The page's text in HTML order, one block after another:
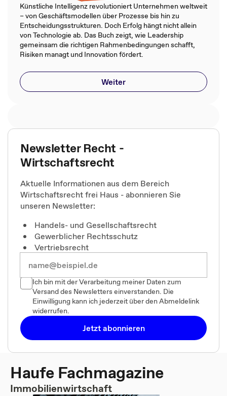
Künstliche Intelligenz revolutioniert Unternehmen weltweit
– von Geschäftsmodellen über Prozesse bis hin zu
Entscheidungsstrukturen. Doch Erfolg hängt nicht allein
von Technologie ab. Das Buch zeigt, wie Leadership
gemeinsam die richtigen Rahmenbedingungen schafft,
Risiken managt und Innovation fördert.
Weiter
Newsletter Recht -
Wirtschaftsrecht
Aktuelle Informationen aus dem Bereich
Wirtschaftsrecht frei Haus - abonnieren Sie
unseren Newsletter:
Handels- und Gesellschaftsrecht
Gewerblicher Rechtsschutz
Vertriebsrecht
Ich bin mit der Verarbeitung meiner Daten zum
Versand des Newsletters einverstanden. Die
Einwilligung kann ich jederzeit über den Abmeldelink
widerrufen.
Jetzt abonnieren
Haufe Fachmagazine
Immobilienwirtschaft